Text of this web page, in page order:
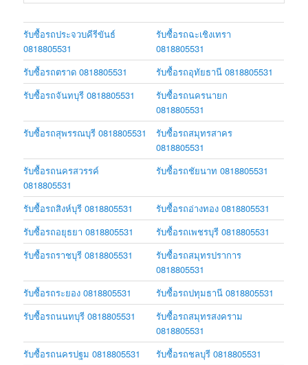
รับซื้อรถประจวบคีรีขันธ์
0818805531
รับซื้อรถฉะเชิงเทรา
0818805531
รับซื้อรถตราด 0818805531
รับซื้อรถอุทัยธานี 0818805531
รับซื้อรถจันทบุรี 0818805531
รับซื้อรถนครนายก
0818805531
รับซื้อรถสุพรรณบุรี 0818805531
รับซื้อรถสมุทรสาคร
0818805531
รับซื้อรถนครสวรรค์
0818805531
รับซื้อรถชัยนาท 0818805531
รับซื้อรถสิงห์บุรี 0818805531
รับซื้อรถอ่างทอง 0818805531
รับซื้อรถอยุธยา 0818805531
รับซื้อรถเพชรบุรี 0818805531
รับซื้อรถราชบุรี 0818805531
รับซื้อรถสมุทรปราการ
0818805531
รับซื้อรถระยอง 0818805531
รับซื้อรถปทุมธานี 0818805531
รับซื้อรถนนทบุรี 0818805531
รับซื้อรถสมุทรสงคราม
0818805531
รับซื้อรถนครปฐม 0818805531
รับซื้อรถชลบุรี 0818805531